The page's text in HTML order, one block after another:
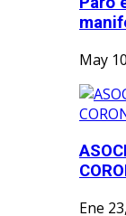
May
Ene